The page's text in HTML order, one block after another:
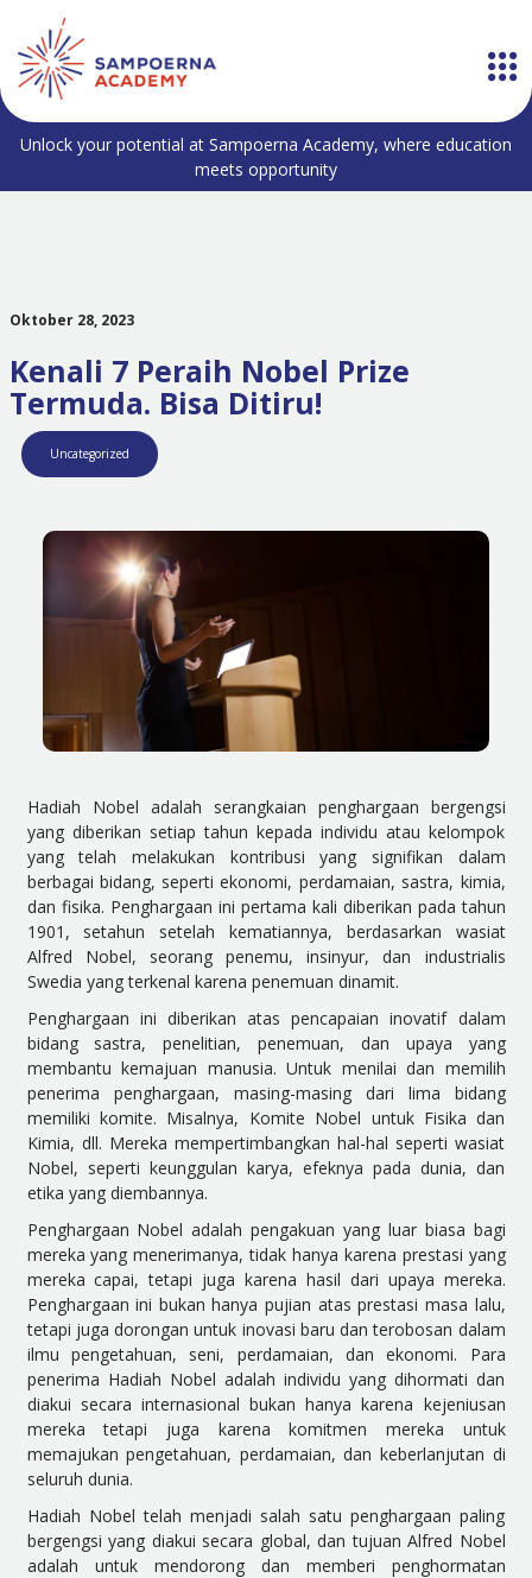
Unlock your potential at Sampoerna Academy, where education
meets opportunity
Oktober 28, 2023
Kenali 7 Peraih Nobel Prize
Termuda. Bisa Ditiru!
Uncategorized
Hadiah Nobel adalah serangkaian penghargaan bergengsi
yang diberikan setiap tahun kepada individu atau kelompok
yang telah melakukan kontribusi yang signifikan dalam
berbagai bidang, seperti ekonomi, perdamaian, sastra, kimia,
dan fisika. Penghargaan ini pertama kali diberikan pada tahun
1901, setahun setelah kematiannya, berdasarkan wasiat
Alfred Nobel, seorang penemu, insinyur, dan industrialis
Swedia yang terkenal karena penemuan dinamit.
Penghargaan ini diberikan atas pencapaian inovatif dalam
bidang sastra, penelitian, penemuan, dan upaya yang
membantu kemajuan manusia. Untuk menilai dan memilih
penerima penghargaan, masing-masing dari lima bidang
memiliki komite. Misalnya, Komite Nobel untuk Fisika dan
Kimia, dll. Mereka mempertimbangkan hal-hal seperti wasiat
Nobel, seperti keunggulan karya, efeknya pada dunia, dan
etika yang diembannya.
Penghargaan Nobel adalah pengakuan yang luar biasa bagi
mereka yang menerimanya, tidak hanya karena prestasi yang
mereka capai, tetapi juga karena hasil dari upaya mereka.
Penghargaan ini bukan hanya pujian atas prestasi masa lalu,
tetapi juga dorongan untuk inovasi baru dan terobosan dalam
ilmu pengetahuan, seni, perdamaian, dan ekonomi. Para
penerima Hadiah Nobel adalah individu yang dihormati dan
diakui secara internasional bukan hanya karena kejeniusan
mereka tetapi juga karena komitmen mereka untuk
memajukan pengetahuan, perdamaian, dan keberlanjutan di
seluruh dunia.
Hadiah Nobel telah menjadi salah satu penghargaan paling
bergengsi yang diakui secara global, dan tujuan Alfred Nobel
adalah untuk mendorong dan memberi penghormatan